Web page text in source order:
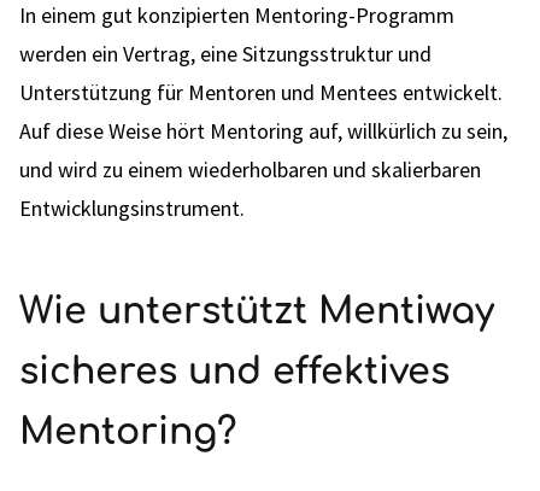
In einem gut konzipierten Mentoring-Programm
werden ein Vertrag, eine Sitzungsstruktur und
Unterstützung für Mentoren und Mentees entwickelt.
Auf diese Weise hört Mentoring auf, willkürlich zu sein,
und wird zu einem wiederholbaren und skalierbaren
Entwicklungsinstrument.
Wie unterstützt Mentiway
sicheres und effektives
Mentoring?